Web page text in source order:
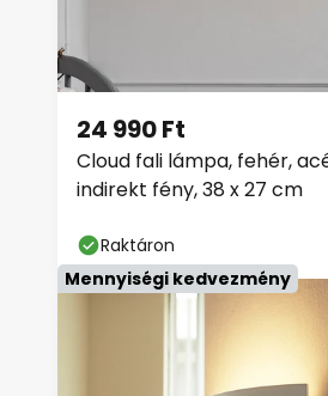
Cloud fali lámpa, fehér,
indirekt fény, 38 x 27 cm
24 990 Ft
Raktáron
Mennyiségi kedvezmény